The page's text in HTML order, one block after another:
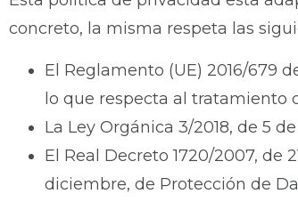
concreto, la misma respeta las
El Reglamento (UE) 2016/679
lo que respecta al tratamiento
La Ley Orgánica 3/2018, de 5
El Real Decreto 1720/2007, de
diciembre, de Protección de